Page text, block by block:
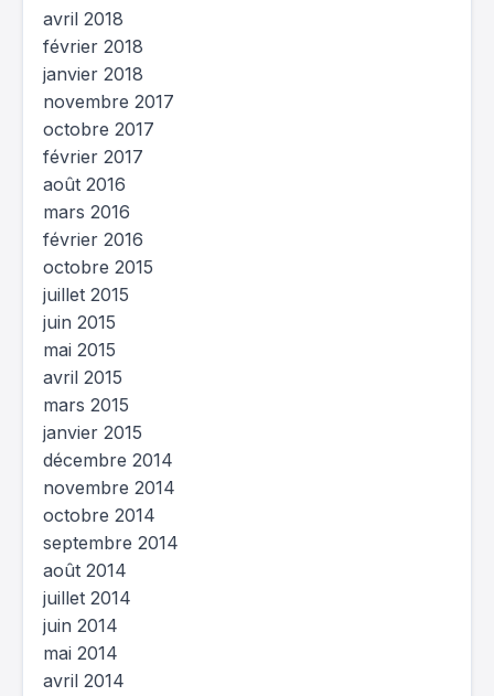
avril 2018
février 2018
janvier 2018
novembre 2017
octobre 2017
février 2017
août 2016
mars 2016
février 2016
octobre 2015
juillet 2015
juin 2015
mai 2015
avril 2015
mars 2015
janvier 2015
décembre 2014
novembre 2014
octobre 2014
septembre 2014
août 2014
juillet 2014
juin 2014
mai 2014
avril 2014